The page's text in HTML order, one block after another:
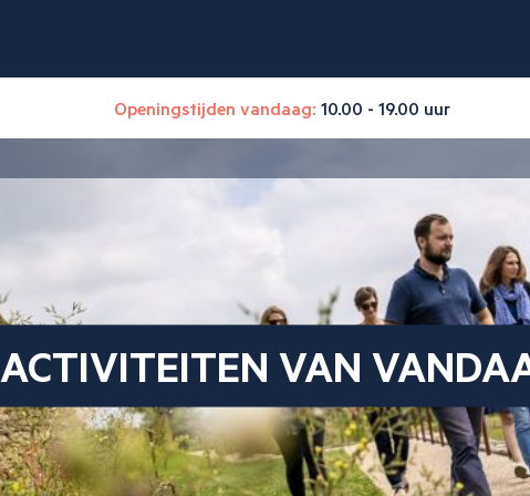
Openingstijden vandaag: 10.00 - 19.00 uur
ACTIVITEITEN VAN